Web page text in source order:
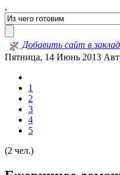
,
Добавить сайт в
Пятница, 14 Июнь 2013
1
2
3
4
5
(2 чел.)